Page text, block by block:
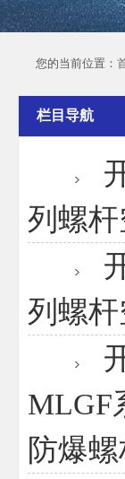
您的当前位置：
栏目导航
列螺
列螺
MLGF
防爆